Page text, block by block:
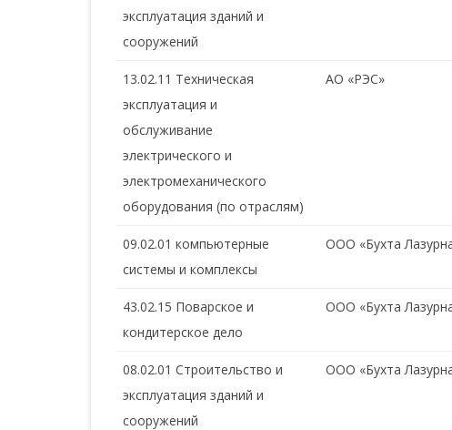
эксплуатация зданий и
сооружений
13.02.11 Техническая
эксплуатация и
обслуживание
электрического и
электромеханического
оборудования (по отраслям)
АО «РЭС»
09.02.01 компьютерные
системы и комплексы
ООО «Бухта
43.02.15 Поварское и
кондитерское дело
ООО «Бухта
08.02.01 Строительство и
эксплуатация зданий и
сооружений
ООО «Бухта